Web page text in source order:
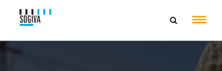
content